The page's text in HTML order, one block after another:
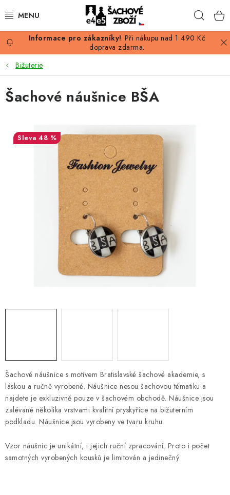
na
AKCE
ŠACHY
ŠACHOVÉ FIGURKY
ŠACHOVÉ HODINY
ŠACHOVÉ KNIHY
ŠACHOVÝ ANTIKVARIÁT
ONLINE ŠACHY
ŠACHOVÝ MERCH
VÝPRODEJ
Při nákupu nad 1 490 Kč
doprava zdarma.
Bižuterie
Šachové náušnice s motivem Bratislavské šachové akademie, s
láskou a ručně vyrobené. Náušnice nesou šachovou tématiku a
najdete je exkluzivně pouze v šachovém obchodě. Náušnice jsou
zalévané několika vrstvami kvalitní pryskyřice na bižuterním
podkladu. Náušnice jsou vyrobeny ve tvaru kruhu.
Vzor náušnic je unikátní, i jejich ruční zpracování. Proto i počet
samotných vyrobených kousků je limitován a jedinečný.
Šachové náušnice BŠA
48 %